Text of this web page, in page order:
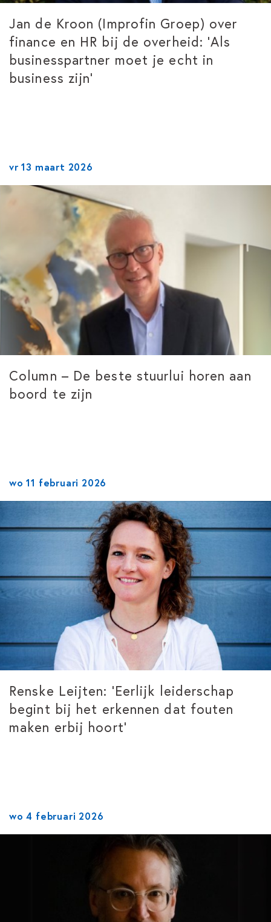
Jan de Kroon (Improfin Groep) over
finance en HR bij de overheid: ‘Als
businesspartner moet je echt in
business zijn’
vr 13 maart 2026
Column – De beste stuurlui horen aan
boord te zijn
wo 11 februari 2026
Renske Leijten: ‘Eerlijk leiderschap
begint bij het erkennen dat fouten
maken erbij hoort’
wo 4 februari 2026